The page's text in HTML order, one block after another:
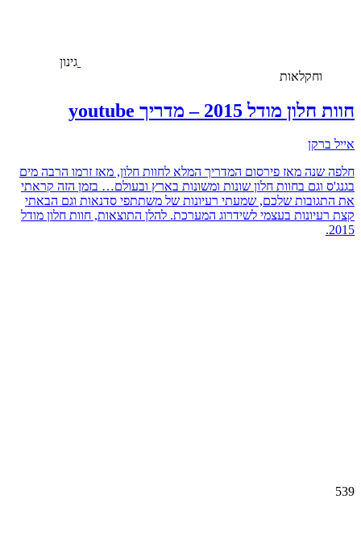
גינון
וחקלאות
חוות חלון מודל 2015 – מדריך youtube
אייל ברקן
חלפה שנה מאז פירסום המדריך המלא לחוות חלון, מאז זרמו הרבה מים
בגנג'ס וגם בחוות חלון שונות ומשונות בארץ ובעולם… בזמן הזה קראתי
את התגובות שלכם, שמעתי רעיונות של משתתפי סדנאות וגם הבאתי
קצת רעיונות בעצמי לשידרוג המערכת. להלן התוצאות, חוות חלון מודל
2015.
539